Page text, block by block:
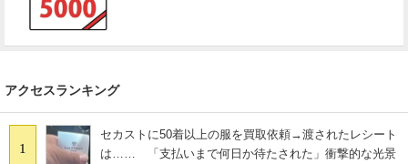
アクセスランキング
1
セカストに50着以上の服を買取依頼→渡されたレシート
は…… 「支払いまで何日か待たされた」衝撃的な光景